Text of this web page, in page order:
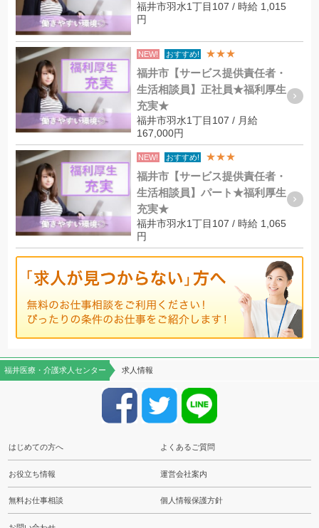
福井市羽水1丁目107 / 時給 1,015
円
NEW! おすすめ! ★★★
福井市【サービス提供責任者・
生活相談員】正社員★福利厚生
充実★
福井市羽水1丁目107 / 月給
167,000円
NEW! おすすめ! ★★★
福井市【サービス提供責任者・
生活相談員】パート★福利厚生
充実★
福井市羽水1丁目107 / 時給 1,065
円
福井医療・介護求人センター 求人情報
はじめての方へ よくあるご質問
お役立ち情報 運営会社案内
無料お仕事相談 個人情報保護方針